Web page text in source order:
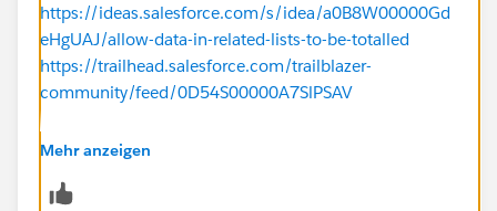
https://ideas.salesforce.com/s/idea/a0B8W00000Gd
eHgUAJ/allow-data-in-related-lists-to-be-totalled
https://trailhead.salesforce.com/trailblazer-
community/feed/0D54S00000A7SlPSAV
Thanks
Mehr anzeigen